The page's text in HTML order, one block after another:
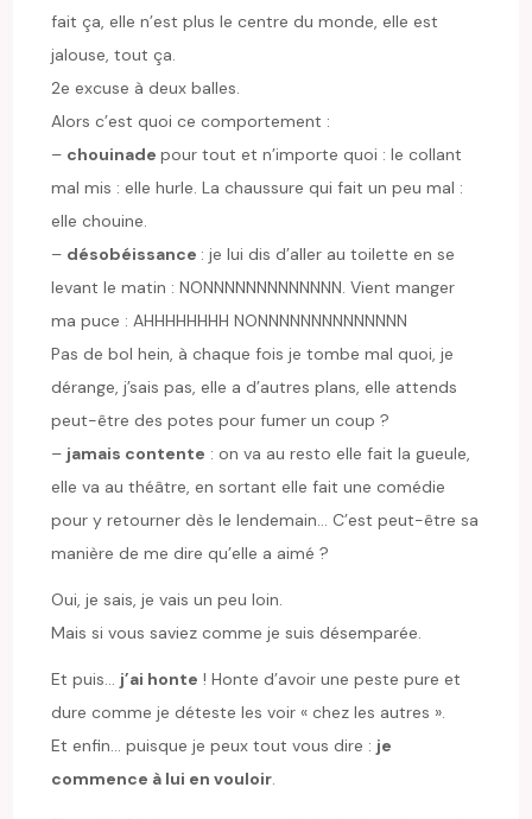
fait ça, elle n’est plus le centre du monde, elle est
jalouse, tout ça.
2e excuse à deux balles.
Alors c’est quoi ce comportement :
– chouinadepour tout et n’importe quoi : le collant
mal mis : elle hurle. La chaussure qui fait un peu mal :
elle chouine.
– désobéissance : je lui dis d’aller au toilette en se
levant le matin : NONNNNNNNNNNNNN. Vient manger
ma puce : AHHHHHHHH NONNNNNNNNNNNNNN
Pas de bol hein, à chaque fois je tombe mal quoi, je
dérange, j’sais pas, elle a d’autres plans, elle attends
peut-être des potes pour fumer un coup ?
– jamais contente : on va au resto elle fait la gueule,
elle va au théâtre, en sortant elle fait une comédie
pour y retourner dès le lendemain… C’est peut-être sa
manière de me dire qu’elle a aimé ?
Oui, je sais, je vais un peu loin.
Mais si vous saviez comme je suis désemparée.
Et puis… j’ai honte ! Honte d’avoir une peste pure et
dure comme je déteste les voir « chez les autres ».
Et enfin… puisque je peux tout vous dire : je
commence à lui en vouloir.